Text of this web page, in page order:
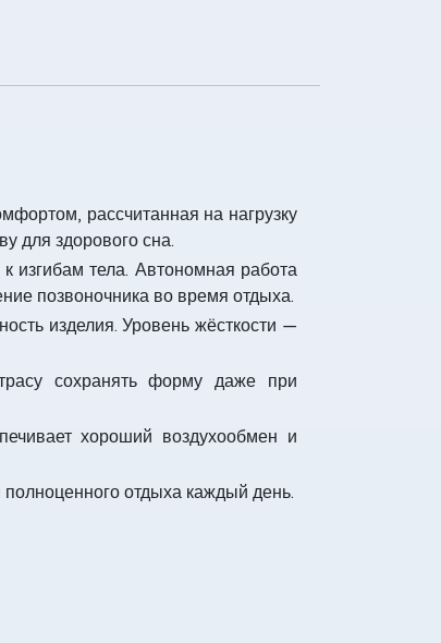
рассчитанная на нагрузку
для здорового сна.
изгибам тела. Автономная работа
позвоночника во время отдыха.
изделия. Уровень жёсткости —
сохранять форму даже при
хороший воздухообмен и
отдыха каждый день.